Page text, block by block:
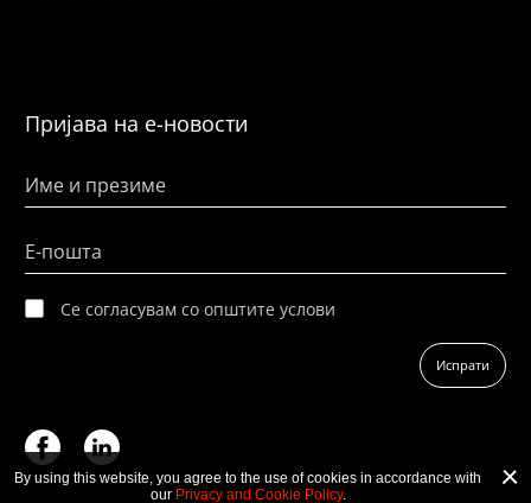
By using this website, you agree to the use of cookies in accordance with
our Privacy and Cookie Policy.
Пријава на е-новости
Име и презиме
Е-пошта
Се согласувам со општите услови
Испрати